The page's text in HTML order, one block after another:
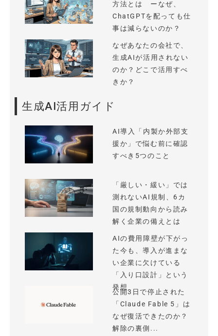
方法とは ーなぜ、
ChatGPTを配っても仕
事は減らないのか？
なぜあなたの会社で、
生成AIが活用されない
のか？どこで活用すべ
きか？
生成AI活用ガイド
AI導入「内製か外部支
援か」で悩む前に確認
すべき5つのこと
「厳しい・緩い」では
測れないAI規制、6カ
国の規制動向から読み
解く企業の備えとは
AIの費用障壁が下がっ
た今も、導入が進まな
い企業に欠けている
「入り口設計」という
発想
公開3日で停止された
「Claude Fable 5」は
なぜ復活できたのか？
解除の裏側...